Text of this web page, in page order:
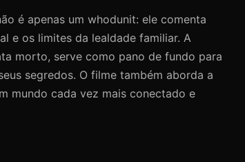
é apenas um whodunit: ele comenta
e os limites da lealdade familiar. A
morto, serve como pano de fundo para
segredos. O filme também aborda a
mundo cada vez mais conectado e